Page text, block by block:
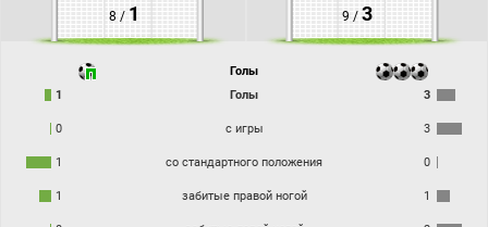
8 / 1 9 /3
Голы
1
Голы 3
0 с игры 3
1 со стандартного положения 0
1 забитые правой ногой 1